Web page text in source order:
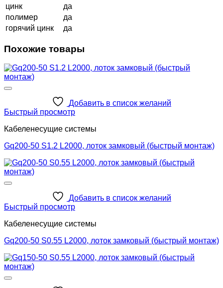
цинк
да
полимер
да
горячий цинк
да
Похожие товары
Добавить в список желаний
Быстрый просмотр
Кабеленесущие системы
Gq200-50 S1.2 L2000, лоток замковый (быстрый монтаж)
Добавить в список желаний
Быстрый просмотр
Кабеленесущие системы
Gq200-50 S0.55 L2000, лоток замковый (быстрый монтаж)